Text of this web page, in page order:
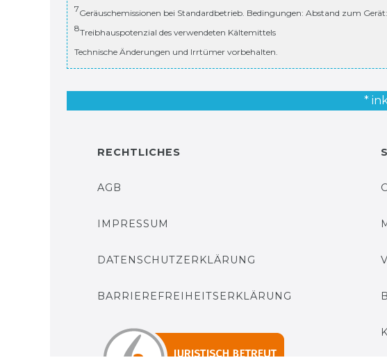
7Geräuschemissionen bei Standardbetrieb. Bedingungen: Abstand zum Gerät:
8Treibhauspotenzial des verwendeten Kältemittels
Technische Änderungen und Irrtümer vorbehalten.
*
RECHTLICHES
AGB
IMPRESSUM
DATENSCHUTZERKLÄRUNG
BARRIEREFREIHEITSERKLÄRUNG